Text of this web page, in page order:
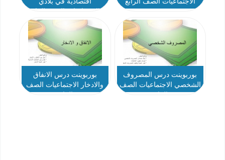
بوربوينت درس المصروف
الشخصي الاجتماعيات الصف
بوربوينت درس الانفاق
والادخار الاجتماعيات الصف